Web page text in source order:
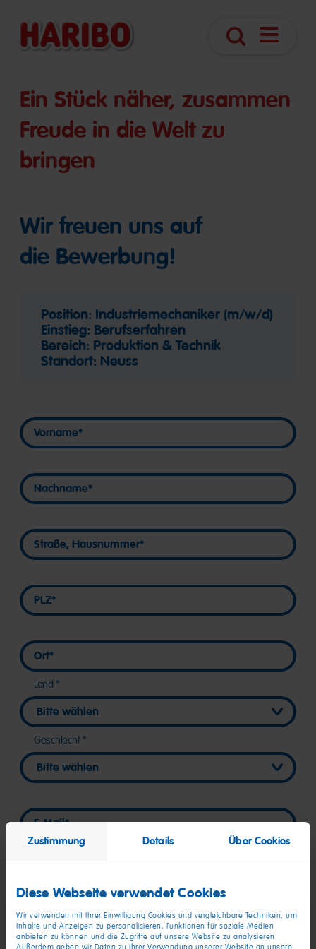
Zustimmung Details Über Cookies
Diese Webseite verwendet Cookies
Wir verwenden mit Ihrer Einwilligung Cookies und vergleichbare Techniken, um
Inhalte und Anzeigen zu personalisieren, Funktionen für soziale Medien
anbieten zu können und die Zugriffe auf unsere Website zu analysieren.
Ein Stück näher, zusammen
Freude in die Welt zu
bringen
Wir freuen uns auf
die Bewerbung!
Position: Industriemechaniker (m/w/d)
Einstieg: Berufserfahren
Bereich: Produktion & Technik
Standort: Neuss
Vorname
Vorname
Nachname
Nachname
Straße, Hausnummer
Straße, Hausnummer
PLZ
PLZ
Ort
Ort
Land
Geschlecht
E-Mail
E-Mail